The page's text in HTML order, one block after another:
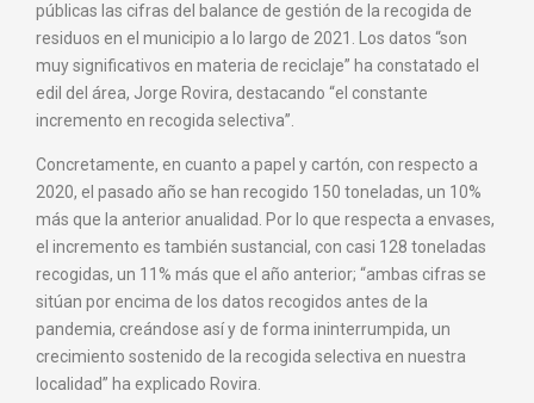
públicas las cifras del balance de gestión de la recogida de
residuos en el municipio a lo largo de 2021. Los datos “son
muy significativos en materia de reciclaje” ha constatado el
edil del área, Jorge Rovira, destacando “el constante
incremento en recogida selectiva”.
Concretamente, en cuanto a papel y cartón, con respecto a
2020, el pasado año se han recogido 150 toneladas, un 10%
más que la anterior anualidad. Por lo que respecta a envases,
el incremento es también sustancial, con casi 128 toneladas
recogidas, un 11% más que el año anterior; “ambas cifras se
sitúan por encima de los datos recogidos antes de la
pandemia, creándose así y de forma ininterrumpida, un
crecimiento sostenido de la recogida selectiva en nuestra
localidad” ha explicado Rovira.